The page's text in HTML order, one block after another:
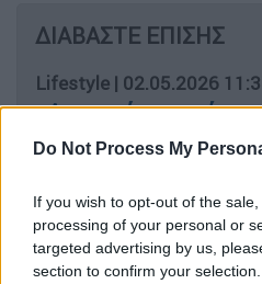
Do Not Process My
If you wish to opt-out of the
processing of your personal or
targeted advertising by us,
section to confirm your
ΔΙΑΒΑΣΤΕ ΕΠΙΣΗΣ
Lifestyle | 02.05.2026
«Δεν υπάρχει
αναπνεύσω»:
πανικού